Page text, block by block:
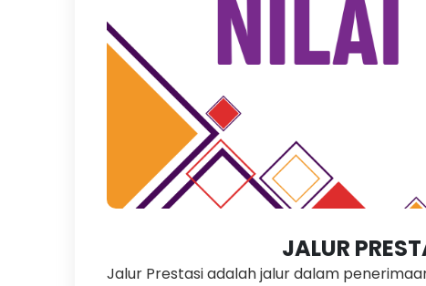
JALUR
Jalur Prestasi adalah jalur dalam